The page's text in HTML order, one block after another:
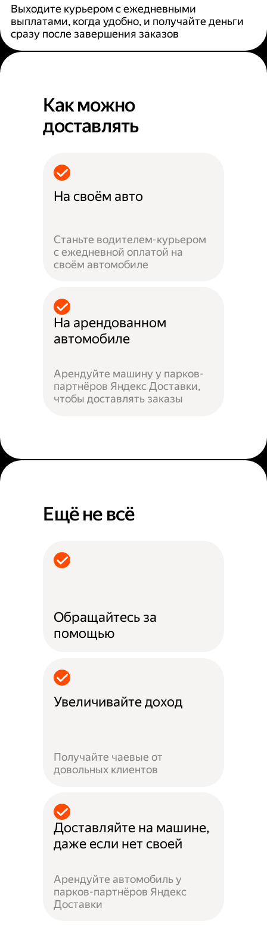
Выходите курьером с ежедневными
выплатами, когда удобно, и получайте деньги
сразу после завершения заказов
Как можно
доставлять
На своём авто
Станьте водителем-курьером
с ежедневной оплатой на
своём автомобиле
На арендованном
автомобиле
Арендуйте машину у парков-
партнёров Яндекс Доставки,
чтобы доставлять заказы
Ещё не всё
Обращайтесь за
помощью
Увеличивайте доход
Получайте чаевые от
довольных клиентов
Доставляйте на машине,
даже если нет своей
Арендуйте автомобиль у
парков-партнёров Яндекс
Доставки